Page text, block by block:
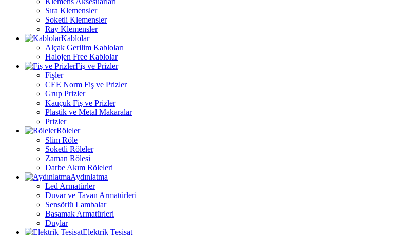
Sıra Klemensler
Soketli Klemensler
Ray Klemensler
Kablolar
Alçak Gerilim Kabloları
Halojen Free Kablolar
Fiş ve Prizler
Fişler
CEE Norm Fiş ve Prizler
Grup Prizler
Kauçuk Fiş ve Prizler
Plastik ve Metal Makaralar
Prizler
Röleler
Slim Röle
Soketli Röleler
Zaman Rölesi
Darbe Akım Röleleri
Aydınlatma
Led Armatürler
Duvar ve Tavan Armatürleri
Sensörlü Lambalar
Basamak Armatürleri
Duylar
Elektrik Tesisat